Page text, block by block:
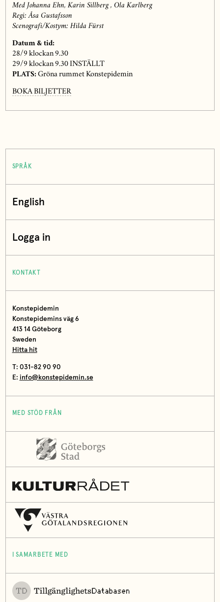
Med Johanna Ehn, Karin Sillberg , Ola Karlberg
Regi: Åsa Gustafsson
Scenografi/Kostym: Hilda Fürst
Datum & tid:
28/9 klockan 9.30
29/9 klockan 9.30 INSTÄLLT
PLATS:Gröna rummet Konstepidemin
BOKA BILJETTER
SPRÅK
English
Logga in
KONTAKT
Konstepidemin
Konstepidemins väg 6
413 14 Göteborg
Sweden
Hitta hit
T: 031-82 90 90
E: info@konstepidemin.se
MED STÖD FRÅN
I SAMARBETE MED